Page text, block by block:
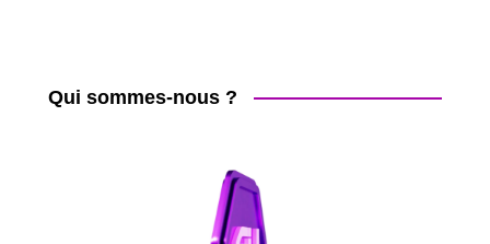
Qui sommes-nous ?